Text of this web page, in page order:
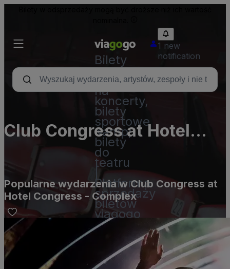
Bilety
-
Bilety
na
koncerty,
bilety
sportowe
&amp;
bilety
do
teatru
Platforma
sprzedaży
biletów
viagogo
1 new
notification
Club Congress at Hotel
Congress - Complex
Popularne wydarzenia w Club Congress at
Hotel Congress - Complex